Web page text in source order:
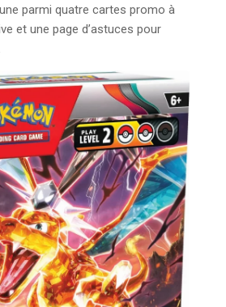
parmi quatre cartes promo à
et une page d’astuces pour